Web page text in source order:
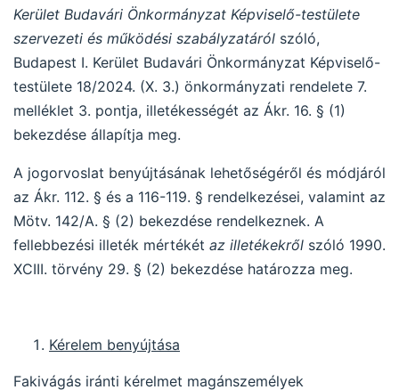
Kerület Budavári Önkormányzat Képviselő-testülete
szervezeti és működési szabályzatáról szóló,
Budapest I. Kerület Budavári Önkormányzat Képviselő-
testülete 18/2024. (X. 3.) önkormányzati rendelete 7.
melléklet 3. pontja, illetékességét az Ákr. 16. § (1)
bekezdése állapítja meg.
A jogorvoslat benyújtásának lehetőségéről és módjáról
az Ákr. 112. § és a 116-119. § rendelkezései, valamint az
Mötv. 142/A. § (2) bekezdése rendelkeznek. A
fellebbezési illeték mértékét az illetékekről szóló 1990.
XCIII. törvény 29. § (2) bekezdése határozza meg.
Kérelem benyújtása
Fakivágás iránti kérelmet magánszemélyek